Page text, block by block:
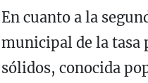
En cuanto a la
municipal de la tasa
sólidos, conocida